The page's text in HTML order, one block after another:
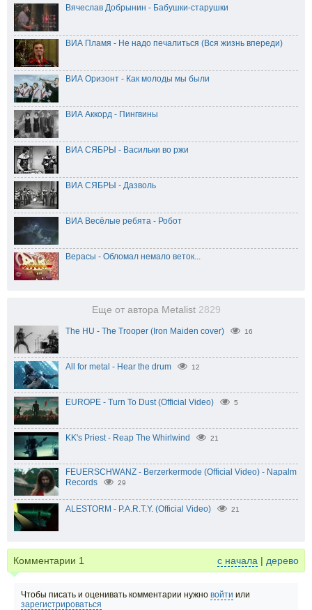
Вячеслав Добрынин - Бабушки-старушки
ВИА Пламя - Не надо печалиться (Вся жизнь впереди)
ВИА Оризонт - Как молоды мы были
ВИА Аккорд - Пингвины
ВИА СЯБРЫ - Васильки во ржи
ВИА СЯБРЫ - Дазволь
ВИА Весёлые ребята - Робот
Верасы - Обломал немало веток...
Еще от автора Metalist 2829
The HU - The Trooper (Iron Maiden cover) 16
All for metal - Hear the drum 12
EUROPE - Turn To Dust (Official Video) 5
KK's Priest - Reap The Whirlwind 21
FEUERSCHWANZ - Berzerkermode (Official Video) - Napalm
Records
29
ALESTORM - P.A.R.T.Y. (Official Video) 21
Комментарии 1 с начала | дерево
Чтобы писать и оценивать комментарии нужно войти или
зарегистрироваться